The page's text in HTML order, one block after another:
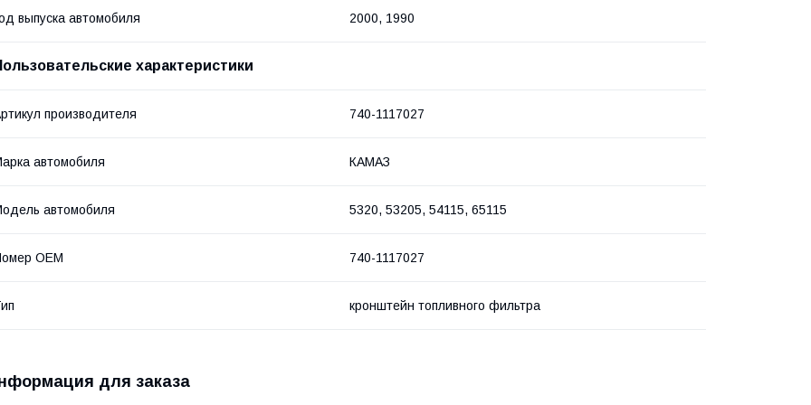
выпуска автомобиля 2000, 1990
характеристики
производителя 740-1117027
автомобиля КАМАЗ
автомобиля 5320, 53205, 54115, 65115
OEM 740-1117027
кронштейн топливного фильтра
для заказа